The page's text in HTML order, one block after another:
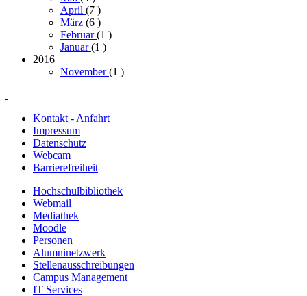
April (7 )
März (6 )
Februar(1 )
Januar(1 )
2016
November(1 )
Kontakt - Anfahrt
Impressum
Datenschutz
Webcam
Barrierefreiheit
Hochschulbibliothek
Webmail
Mediathek
Moodle
Personen
Alumninetzwerk
Stellenausschreibungen
Campus Management
IT Services